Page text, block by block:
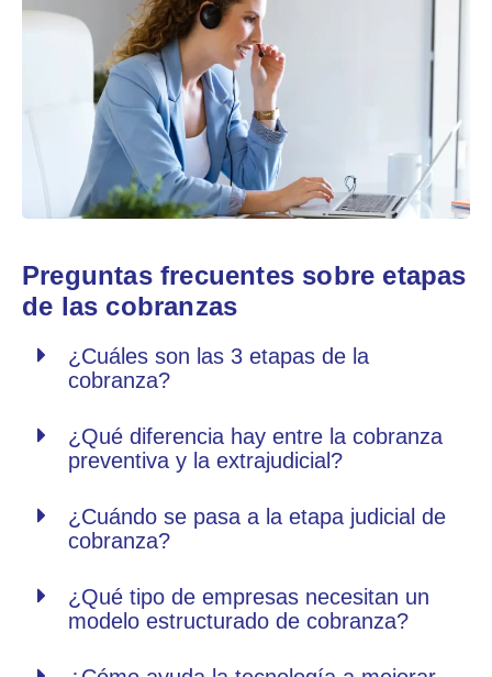
Preguntas frecuentes sobre etapas
de las cobranzas
¿Cuáles son las 3 etapas de la
cobranza?
¿Qué diferencia hay entre la cobranza
preventiva y la extrajudicial?
¿Cuándo se pasa a la etapa judicial de
cobranza?
¿Qué tipo de empresas necesitan un
modelo estructurado de cobranza?